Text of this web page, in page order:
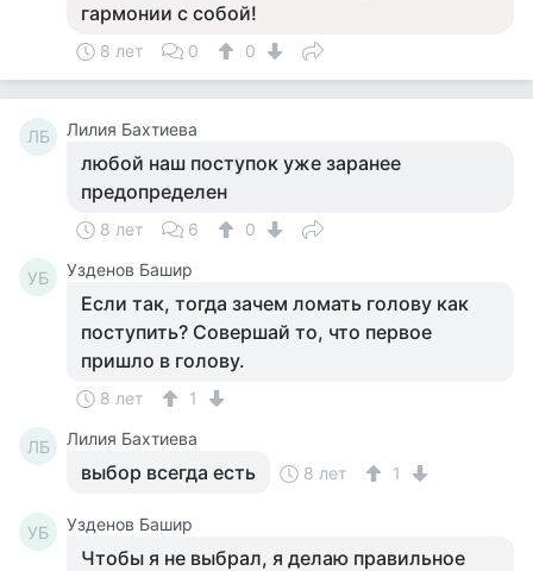
гармонии с собой!
8 лет 0 0
ЛБ Лилия Бахтиева
любой наш поступок уже заранее
предопределен
8 лет 6 0
УБ Узденов Башир
Если так, тогда зачем ломать голову как
поступить? Совершай то, что первое
пришло в голову.
8 лет 1
ЛБ Лилия Бахтиева
выбор всегда есть 8 лет 1
УБ Узденов Башир
Чтобы я не выбрал, я делаю правильное